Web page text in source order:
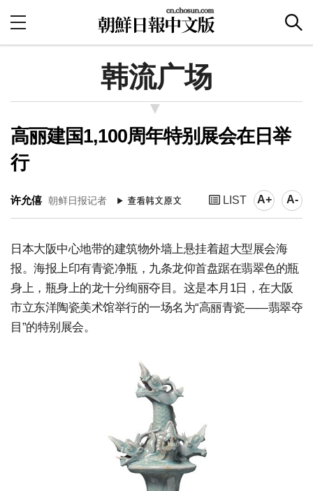
韩流广场
高丽建国1,100周年特别展会在日举
行
许允僖 朝鲜日报记者 LIST A+ A-
日本大阪中心地带的建筑物外墙上悬挂着超大型展会海
报。海报上印有青瓷净瓶，九条龙仰首盘踞在翡翠色的瓶
身上，瓶身上的龙十分绚丽夺目。这是本月1日，在大阪
市立东洋陶瓷美术馆举行的一场名为“高丽青瓷——翡翠夺
目”的特别展会。